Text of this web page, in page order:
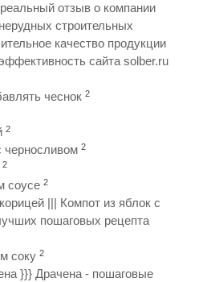
отзыв о компании
строительных
качество продукции
сайта solber.ru
чеснок 2
2
черносливом 2
2
соусе 2
||| Компот из яблок с
пошаговых рецепта
соку 2
}}} Драчена - пошаговые